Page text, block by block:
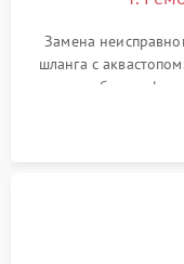
Замена
шланга с
патрубках и
управления,